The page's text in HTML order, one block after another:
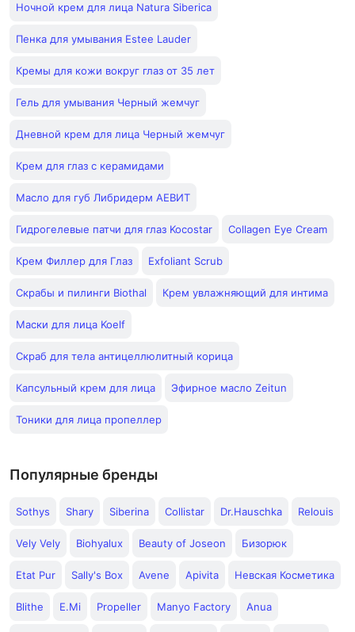
Ночной крем для лица Natura Siberica
Пенка для умывания Estee Lauder
Кремы для кожи вокруг глаз от 35 лет
Гель для умывания Черный жемчуг
Дневной крем для лица Черный жемчуг
Крем для глаз с керамидами
Масло для губ Либридерм АЕВИТ
Гидрогелевые патчи для глаз Kocostar Collagen Eye Cream
Крем Филлер для Глаз Exfoliant Scrub
Скрабы и пилинги Biothal Крем увлажняющий для интима
Маски для лица Koelf
Скраб для тела антицеллюлитный корица
Капсульный крем для лица Эфирное масло Zeitun
Тоники для лица пропеллер
Популярные бренды
Sothys Shary Siberina Collistar Dr.Hauschka Relouis
Vely Vely Biohyalux Beauty of Joseon Бизорюк
Etat Pur Sally's Box Avene Apivita Невская Косметика
Blithe E.Mi Propeller Manyo Factory Anua